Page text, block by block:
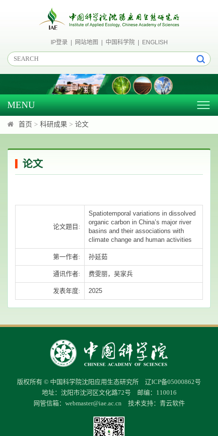
IP登录| 网站地图 中国科学院| ENGLISH
MENU
首页 > 科研成果 > 论文
论文
论文题目:
Spatiotemporal variations in dissolved
organic carbon in China’s major river
basins and their associations with
climate change and human activities
第一作者: 孙延茹
通讯作者: 费雯丽，吴家兵
发表年度: 2025
版权所有 © 中国科学院沈阳应用生态研究所 辽ICP备05000862号
地址：沈阳市沈河区文化路72号 邮编：110016
网管信箱： webmaster@iae.ac.cn 技术支持： 青云软件